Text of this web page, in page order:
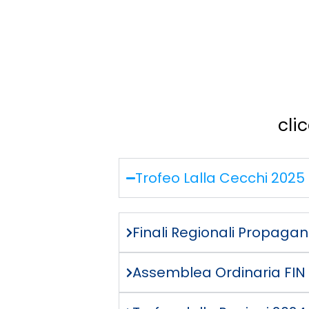
Trofeo Lalla Cecchi 2025
Finali Regionali
Assemblea Ordinaria FIN